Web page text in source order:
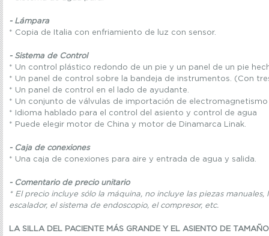
- Lámpara
* Copia de Italia con enfriamiento de luz con sensor.
- Sistema de Control
* Un control plástico redondo de un pie y un panel de un pie
* Un panel de control sobre la bandeja de instrumentos. (Con
* Un panel de control en el lado de ayudante.
* Un conjunto de válvulas de importación de electromagnetismo
* Idioma hablado para el control del asiento y control de agua
* Puede elegir motor de China y motor de Dinamarca Linak.
- Caja de conexiones
* Una caja de conexiones para aire y entrada de agua y salida.
- Comentario de precio unitario
* El precio incluye sólo la máquina, no incluye las piezas manuales,
escalador, el sistema de endoscopio, el compresor, etc.
LA SILLA DEL PACIENTE MÁS GRANDE Y EL ASIENTO DE